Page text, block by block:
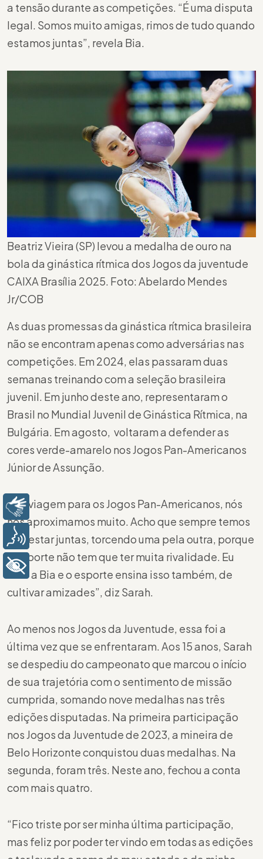
a tensão durante as competições. “É uma disputa
legal. Somos muito amigas, rimos de tudo quando
estamos juntas”, revela Bia.
Beatriz Vieira (SP) levou a medalha de ouro na
bola da ginástica rítmica dos Jogos da juventude
CAIXA Brasília 2025. Foto: Abelardo Mendes
Jr/COB
As duas promessas da ginástica rítmica brasileira
não se encontram apenas como adversárias nas
competições. Em 2024, elas passaram duas
semanas treinando com a seleção brasileira
juvenil. Em junho deste ano, representaram o
Brasil no Mundial Juvenil de Ginástica Rítmica, na
Bulgária. Em agosto, voltaram a defender as
cores verde-amarelo nos Jogos Pan-Americanos
Júnior de Assunção.
“Na viagem para os Jogos Pan-Americanos, nós
nos aproximamos muito. Acho que sempre temos
que estar juntas, torcendo uma pela outra, porque
o esporte não tem que ter muita rivalidade. Eu
amo a Bia e o esporte ensina isso também, de
cultivar amizades”, diz Sarah.
Ao menos nos Jogos da Juventude, essa foi a
última vez que se enfrentaram. Aos 15 anos, Sarah
se despediu do campeonato que marcou o início
de sua trajetória com o sentimento de missão
cumprida, somando nove medalhas nas três
edições disputadas. Na primeira participação
nos Jogos da Juventude de 2023, a mineira de
Belo Horizonte conquistou duas medalhas. Na
segunda, foram três. Neste ano, fechou a conta
com mais quatro.
“Fico triste por ser minha última participação,
mas feliz por poder ter vindo em todas as edições
Libras
Voz
+ Acessibilidade